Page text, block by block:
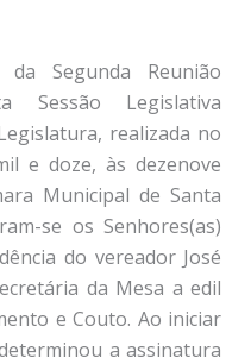
Segunda Reunião
Sessão Legislativa
realizada no
e doze, às dezenove
Municipal de Santa
se os Senhores(as)
do vereador José
da Mesa a edil
e Couto. Ao iniciar
a assinatura